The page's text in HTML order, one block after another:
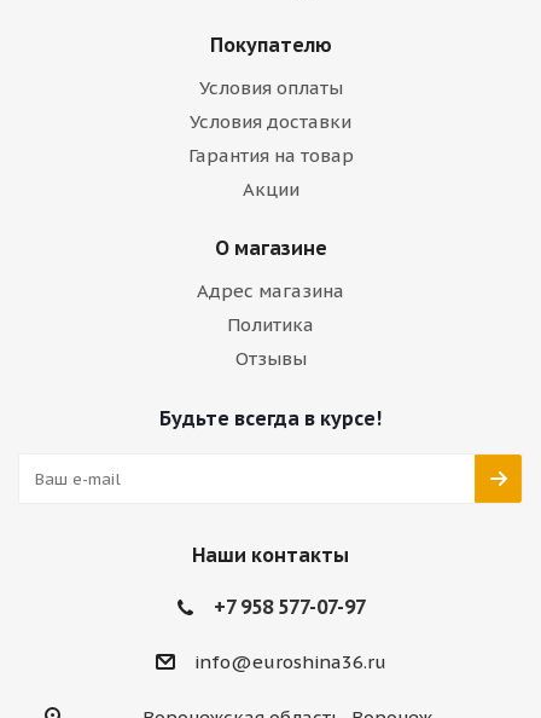
Покупателю
Условия оплаты
Условия доставки
Гарантия на товар
Акции
О магазине
Адрес магазина
Политика
Отзывы
Будьте всегда в курсе!
Наши контакты
+7 958 577-07-97
info@euroshina36.ru